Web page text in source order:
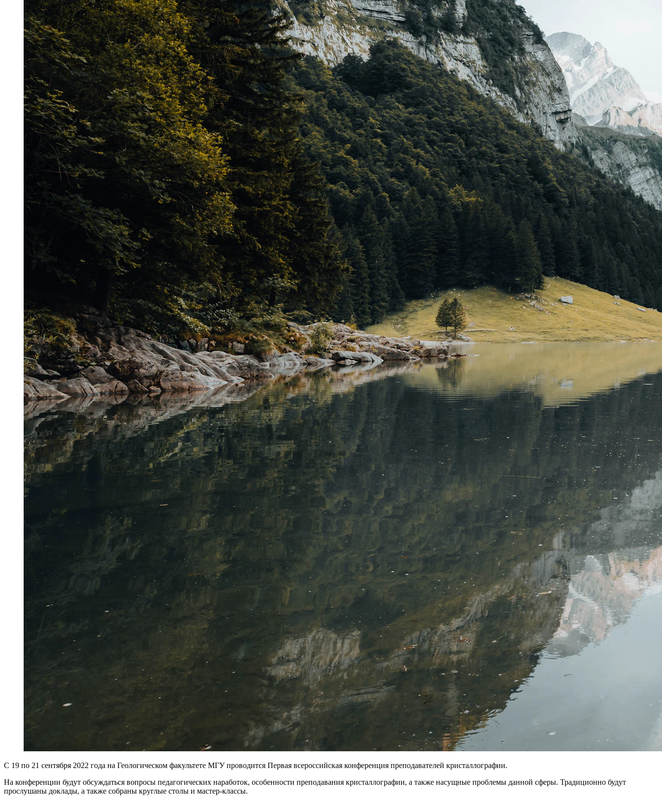
С 19 по 21 сентября 2022 года на Геологическом факультете МГУ проводится Первая всероссийская конференция преподавателей кристаллографии.
На конференции будут обсуждаться вопросы педагогических наработок, особенности преподавания кристаллографии, а также насущные проблемы данной сферы. Традиционно будут
прослушаны доклады, а также собраны круглые столы и мастер-классы.